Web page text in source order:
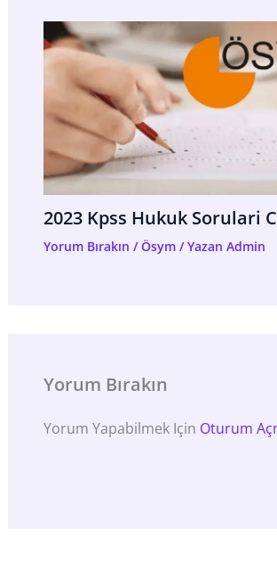
2023 Kpss Hukuk Sorulari
Yorum Bırakın /Ösym/ Yazan Admin
Yorum Bırakın
Yorum Yapabilmek Için Oturum